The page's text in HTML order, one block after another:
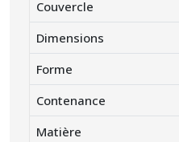
Couvercle
Dimensions
Forme
Contenance
Matière